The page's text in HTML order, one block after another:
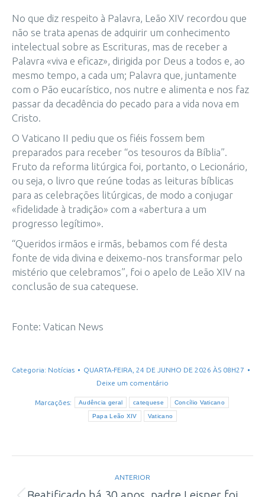
No que diz respeito à Palavra, Leão XIV recordou que
não se trata apenas de adquirir um conhecimento
intelectual sobre as Escrituras, mas de receber a
Palavra «viva e eficaz», dirigida por Deus a todos e, ao
mesmo tempo, a cada um; Palavra que, juntamente
com o Pão eucarístico, nos nutre e alimenta e nos faz
passar da decadência do pecado para a vida nova em
Cristo.
O Vaticano II pediu que os fiéis fossem bem
preparados para receber “os tesouros da Bíblia”.
Fruto da reforma litúrgica foi, portanto, o Lecionário,
ou seja, o livro que reúne todas as leituras bíblicas
para as celebrações litúrgicas, de modo a conjugar
«fidelidade à tradição» com a «abertura a um
progresso legítimo».
“Queridos irmãos e irmãs, bebamos com fé desta
fonte de vida divina e deixemo-nos transformar pelo
mistério que celebramos”, foi o apelo de Leão XIV na
conclusão de sua catequese.
Fonte: Vatican News
Categoria: Notícias
QUARTA-FEIRA, 24 DE JUNHO DE 2026 ÀS 08H27
Deixe um comentário
Marcações: Audência geral catequese Concílio Vaticano
Papa Leão XIV Vaticano
de
ANTERIOR